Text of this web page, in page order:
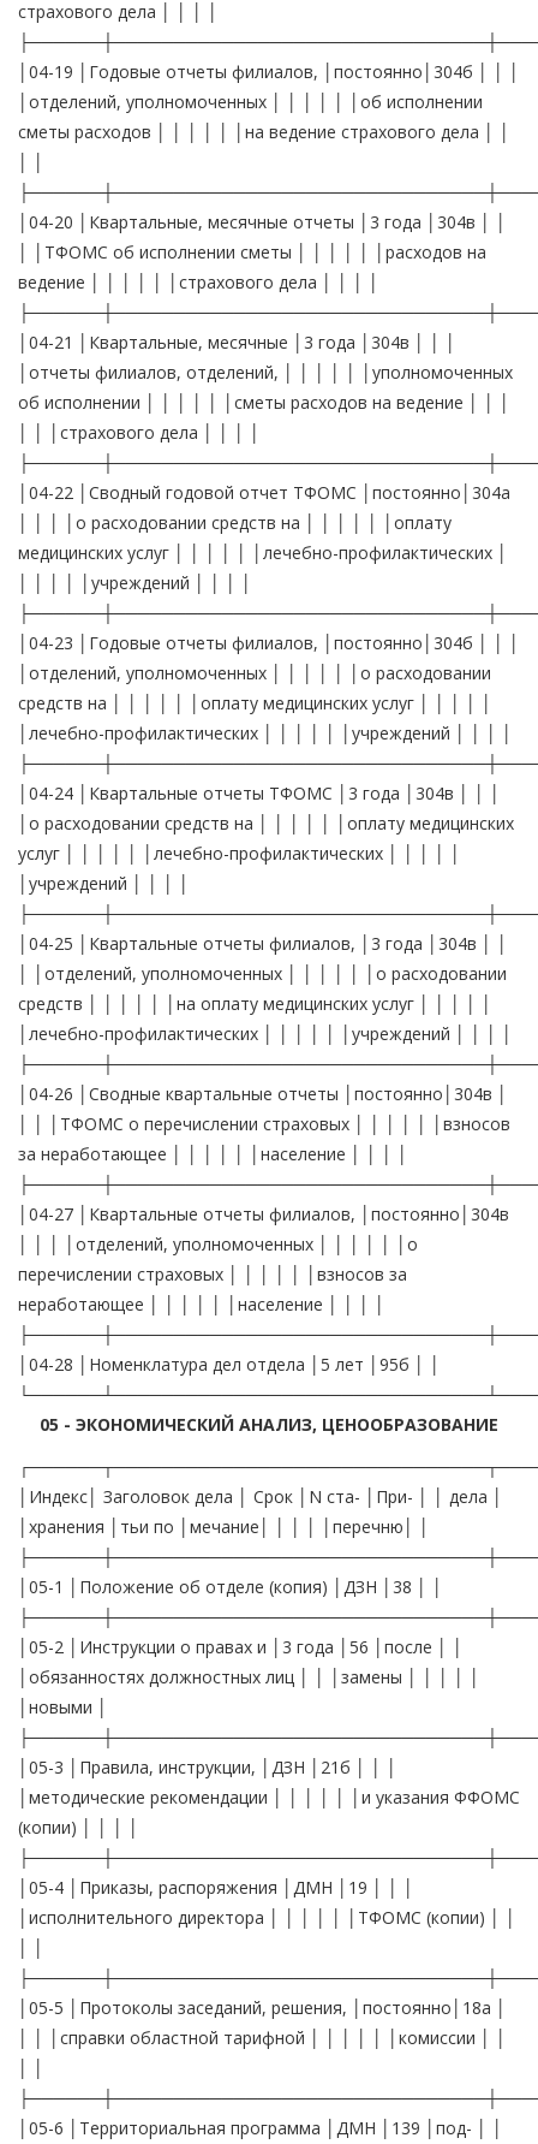
страхового дела │ │ │ │
│04-19 │Годовые отчеты филиалов, │постоянно│304б │ │ │
│отделений, уполномоченных │ │ │ │ │ │об исполнении
сметы расходов │ │ │ │ │ │на ведение страхового дела │ │
│04-20 │Квартальные, месячные отчеты │3 года │304в │ │
│ │ТФОМС об исполнении сметы │ │ │ │ │ │расходов на
ведение │ │ │ │ │ │страхового дела │ │ │ │
│04-21 │Квартальные, месячные │3 года │304в │ │ │
│отчеты филиалов, отделений, │ │ │ │ │ │уполномоченных
об исполнении │ │ │ │ │ │сметы расходов на ведение │ │ │
│ │ │страхового дела │ │ │ │
│04-22 │Сводный годовой отчет ТФОМС │постоянно│304а
│ │ │ │о расходовании средств на │ │ │ │ │ │оплату
медицинских услуг │ │ │ │ │ │лечебно-профилактических │
│ │ │ │ │учреждений │ │ │ │
│04-23 │Годовые отчеты филиалов, │постоянно│304б │ │ │
│отделений, уполномоченных │ │ │ │ │ │о расходовании
средств на │ │ │ │ │ │оплату медицинских услуг │ │ │ │ │
│лечебно-профилактических │ │ │ │ │ │учреждений │ │ │ │
│04-24 │Квартальные отчеты ТФОМС │3 года │304в │ │ │
│о расходовании средств на │ │ │ │ │ │оплату медицинских
услуг │ │ │ │ │ │лечебно-профилактических │ │ │ │ │
│учреждений │ │ │ │
│04-25 │Квартальные отчеты филиалов, │3 года │304в │ │
│ │отделений, уполномоченных │ │ │ │ │ │о расходовании
средств │ │ │ │ │ │на оплату медицинских услуг │ │ │ │ │
│лечебно-профилактических │ │ │ │ │ │учреждений │ │ │ │
│04-26 │Сводные квартальные отчеты │постоянно│304в │
│ │ │ТФОМС о перечислении страховых │ │ │ │ │ │взносов
за неработающее │ │ │ │ │ │население │ │ │ │
│04-27 │Квартальные отчеты филиалов, │постоянно│304в
│ │ │ │отделений, уполномоченных │ │ │ │ │ │о
перечислении страховых │ │ │ │ │ │взносов за
неработающее │ │ │ │ │ │население │ │ │ │
│04-28 │Номенклатура дел отдела │5 лет │95б │ │
05 - ЭКОНОМИЧЕСКИЙ АНАЛИЗ, ЦЕНООБРАЗОВАНИЕ
│Индекс│ Заголовок дела │ Срок │N ста- │При- │ │ дела │
│хранения │тьи по │мечание│ │ │ │ │перечню│ │
│05-1 │Положение об отделе (копия) │ДЗН │38 │ │
│05-2 │Инструкции о правах и │3 года │56 │после │ │
│обязанностях должностных лиц │ │ │замены │ │ │ │ │
│новыми │
│05-3 │Правила, инструкции, │ДЗН │21б │ │ │
│методические рекомендации │ │ │ │ │ │и указания ФФОМС
(копии) │ │ │ │
│05-4 │Приказы, распоряжения │ДМН │19 │ │ │
│исполнительного директора │ │ │ │ │ │ТФОМС (копии) │ │
│05-5 │Протоколы заседаний, решения, │постоянно│18а │
│ │ │справки областной тарифной │ │ │ │ │ │комиссии │ │
│05-6 │Территориальная программа │ДМН │139 │под- │ │